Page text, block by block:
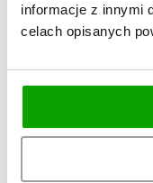
informacje z innymi
celach opisanych